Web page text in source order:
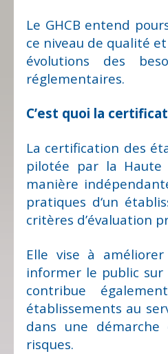
Le GHCB entend
ce niveau de qualité
évolutions des
réglementaires.
C’est quoi la
La certification des
pilotée par la Haute
manière
pratiques d‘un
critères d’évaluation
Elle vise à
informer le public sur
contribue
établissements au
dans une
risques.